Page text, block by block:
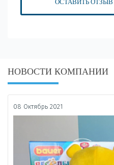
ОСТАВИТЬ ОТЗЫВ
НОВОСТИ КОМПАНИИ
08 Октябрь 2021